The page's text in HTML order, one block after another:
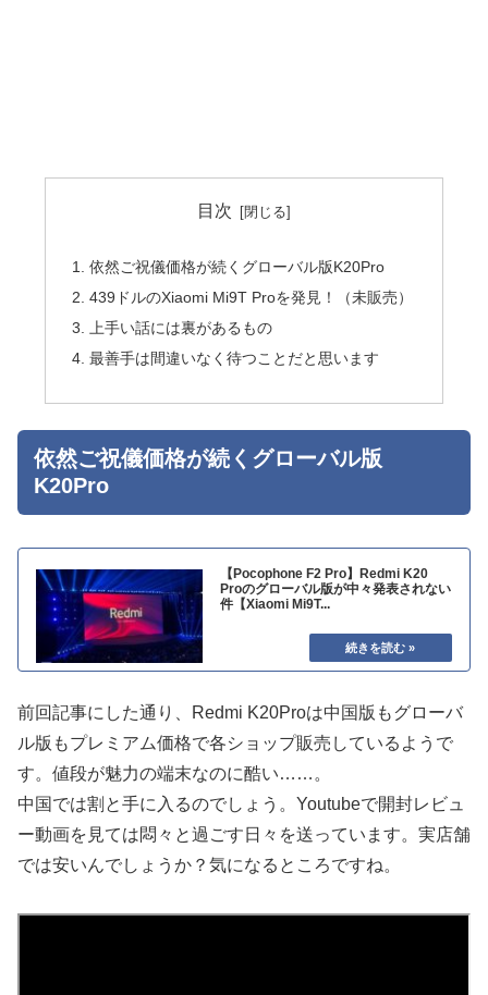
目次
依然ご祝儀価格が続くグローバル版K20Pro
439ドルのXiaomi Mi9T Proを発見！（未販売）
上手い話には裏があるもの
最善手は間違いなく待つことだと思います
依然ご祝儀価格が続くグローバル版
K20Pro
【Pocophone F2 Pro】Redmi K20
Proのグローバル版が中々発表されない
件【Xiaomi Mi9T...
前回記事にした通り、Redmi K20Proは中国版もグローバ
ル版もプレミアム価格で各ショップ販売しているようで
す。値段が魅力の端末なのに酷い……。
中国では割と手に入るのでしょう。Youtubeで開封レビュ
ー動画を見ては悶々と過ごす日々を送っています。実店舗
では安いんでしょうか？気になるところですね。